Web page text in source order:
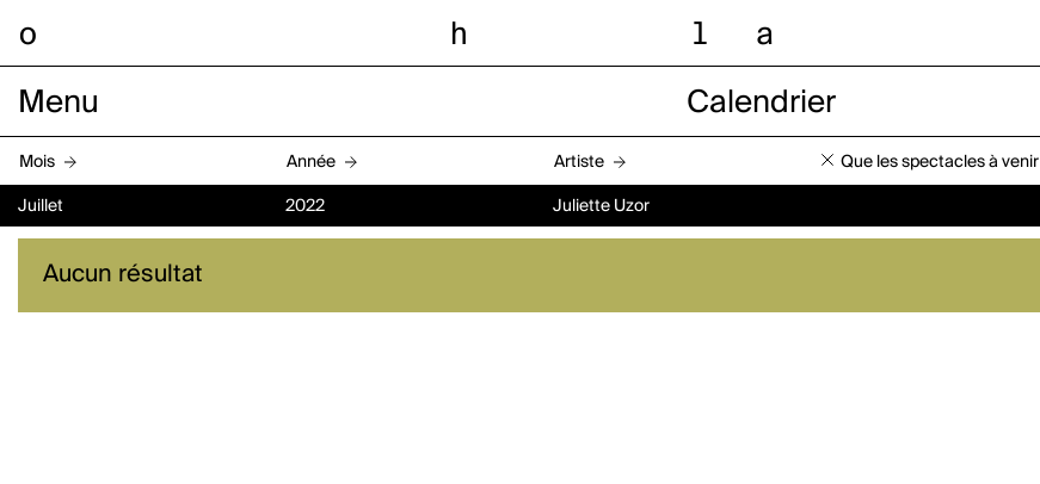
o h l a
Menu Calendrier
Mois Année Artiste Que les spectacles à venir
Juillet 2022 Juliette Uzor
Aucun résultat